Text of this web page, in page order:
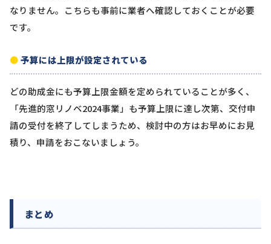
なりません。こちらも事前に業者へ確認しておくことが必要
です。
予算には上限が設定されている
どの助成金にも予算上限金額を定められていることが多く、
「先進的窓リノベ2024事業」も予算上限​に達し次第、交付申
請の受付を終了してしまうため、検討中の方はお早めにお見
積り、申請をおこないましょう。
まとめ